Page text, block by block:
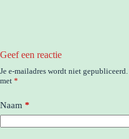
Geef een reactie
Je e-mailadres wordt niet gepubliceerd.
met *
Naam *